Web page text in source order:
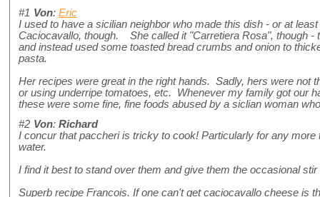
#1 Von: Eric
I used to have a sicilian neighbor who made this dish - or at
Caciocavallo, though. She called it "Carretiera Rosa", though -
and instead used some toasted bread crumbs and onion to
pasta.
Her recipes were great in the right hands. Sadly, hers were not
or using underripe tomatoes, etc. Whenever my family got our
these were some fine, fine foods abused by a siclian woman
#2 Von: Richard
I concur that paccheri is tricky to cook! Particularly for any
water.
I find it best to stand over them and give them the occasional
Superb recipe Francois. If one can't get caciocavallo cheese is